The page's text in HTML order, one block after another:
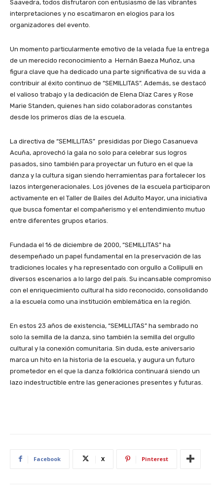
Saavedra, todos disfrutaron con entusiasmo de las vibrantes
interpretaciones y no escatimaron en elogios para los
organizadores del evento.
Un momento particularmente emotivo de la velada fue la entrega
de un merecido reconocimiento a Hernán Baeza Muñoz, una
figura clave que ha dedicado una parte significativa de su vida a
contribuir al éxito continuo de “SEMILLITAS”. Además, se destacó
el valioso trabajo y la dedicación de Elena Díaz Cares y Rose
Marie Standen, quienes han sido colaboradoras constantes
desde los primeros días de la escuela.
La directiva de “SEMILLITAS” presididas por Diego Casanueva
Acuña, aprovechó la gala no solo para celebrar sus logros
pasados, sino también para proyectar un futuro en el que la
danza y la cultura sigan siendo herramientas para fortalecer los
lazos intergeneracionales. Los jóvenes de la escuela participaron
activamente en el Taller de Bailes del Adulto Mayor, una iniciativa
que busca fomentar el compañerismo y el entendimiento mutuo
entre diferentes grupos etarios.
Fundada el 16 de diciembre de 2000, “SEMILLITAS” ha
desempeñado un papel fundamental en la preservación de las
tradiciones locales y ha representado con orgullo a Collipulli en
diversos escenarios a lo largo del país. Su incansable compromiso
con el enriquecimiento cultural ha sido reconocido, consolidando
a la escuela como una institución emblemática en la región.
En estos 23 años de existencia, “SEMILLITAS” ha sembrado no
solo la semilla de la danza, sino también la semilla del orgullo
cultural y la conexión comunitaria. Sin duda, este aniversario
marca un hito en la historia de la escuela, y augura un futuro
prometedor en el que la danza folklórica continuará siendo un
lazo indestructible entre las generaciones presentes y futuras.
Facebook X Pinterest